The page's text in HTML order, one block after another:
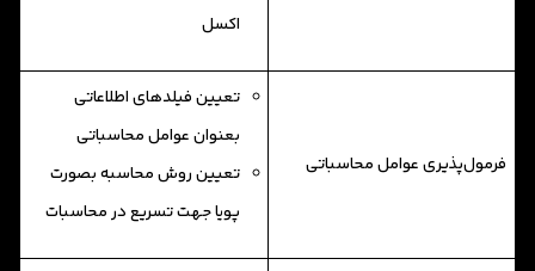
اکسل
فرمول‌پذیری عوامل محاسباتی
تعیین فیلدهای اطلاعاتی
بعنوان عوامل محاسباتی
تعیین روش محاسبه بصورت
پویا جهت تسریع در محاسبات